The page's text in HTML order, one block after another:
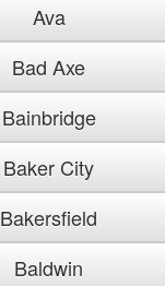
Ava
Bad Axe
Bainbridge
Baker City
Bakersfield
Baldwin